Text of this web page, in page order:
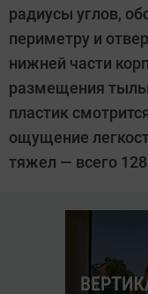
радиусы углов,
периметру и
нижней части
размещения
пластик
ощущение
тяжел — всего 128